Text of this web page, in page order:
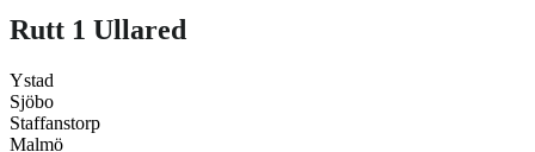
Rutt 1 Ullared
Ystad
Sjöbo
Staffanstorp
Malmö